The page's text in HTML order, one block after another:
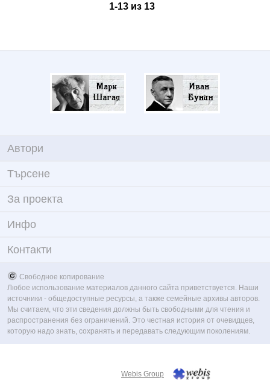
1-13 из 13
Автори
Търсене
За проекта
Инфо
Контакти
Свободное копирование
Любое использование материалов данного сайта приветствуется. Наши
источники - общедоступные ресурсы, а также семейные архивы авторов.
Мы считаем, что эти сведения должны быть свободными для чтения и
распространения без ограничений. Это честная история от очевидцев,
которую надо знать, сохранять и передавать следующим поколениям.
Webis Group